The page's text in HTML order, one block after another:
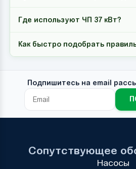
Где используют ЧП 37 кВт?
Как быстро подобрать
Подпишитесь на email
Сопутствующее
Насосы